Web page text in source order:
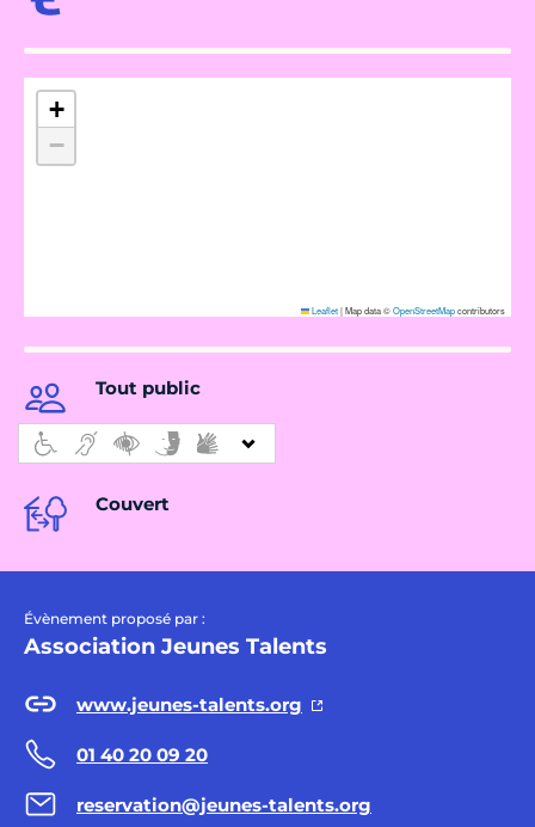
+
−
Leaflet|Map data ©OpenStreetMapcontributors
Tout public
Couvert
Évènement proposé par :
Association Jeunes Talents
www.jeunes-talents.org
01 40 20 09 20
reservation@jeunes-talents.org